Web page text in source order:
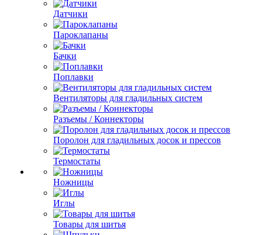
Датчики
Пароклапаны
Бачки
Поплавки
Вентиляторы для гладильных систем
Разъемы / Коннекторы
Поролон для гладильных досок и прессов
Термостаты
Ножницы
Иглы
Товары для шитья